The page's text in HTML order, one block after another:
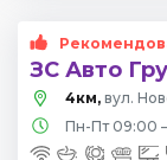
ЗС Авто
4км, вул.
Пн-Пт 09:00